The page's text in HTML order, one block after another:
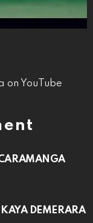
on YouTube
DEMERARA